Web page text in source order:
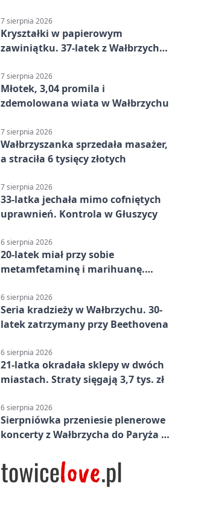
7 sierpnia 2026
Kryształki w papierowym
zawiniątku. 37-latek z Wałbrzycha
7 sierpnia 2026
Młotek, 3,04 promila i
zdemolowana wiata w Wałbrzychu
7 sierpnia 2026
Wałbrzyszanka sprzedała masażer,
a straciła 6 tysięcy złotych
7 sierpnia 2026
33-latka jechała mimo cofniętych
uprawnień. Kontrola w Głuszycy
6 sierpnia 2026
20-latek miał przy sobie
metamfetaminę i marihuanę.
6 sierpnia 2026
Seria kradzieży w Wałbrzychu. 30-
latek zatrzymany przy Beethovena
6 sierpnia 2026
21-latka okradała sklepy w dwóch
miastach. Straty sięgają 3,7 tys. zł
6 sierpnia 2026
Sierpniówka przeniesie plenerowe
koncerty z Wałbrzycha do Paryża i